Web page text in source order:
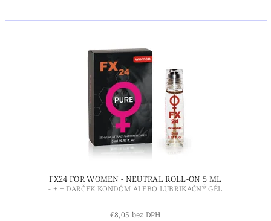
FX24 FOR WOMEN - NEUTRAL ROLL-ON 5 ML
- + + DARČEK KONDÓM ALEBO LUBRIKAČNÝ GÉL
€8,05 bez DPH